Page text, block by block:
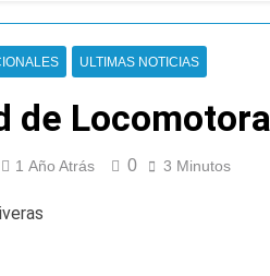
19 Horas Atrás
La Diócesis de
Figuras de la
Nueva jornada
ULTIMAS NOTICIAS
de
1 Año Atrás 0 3 Minutos